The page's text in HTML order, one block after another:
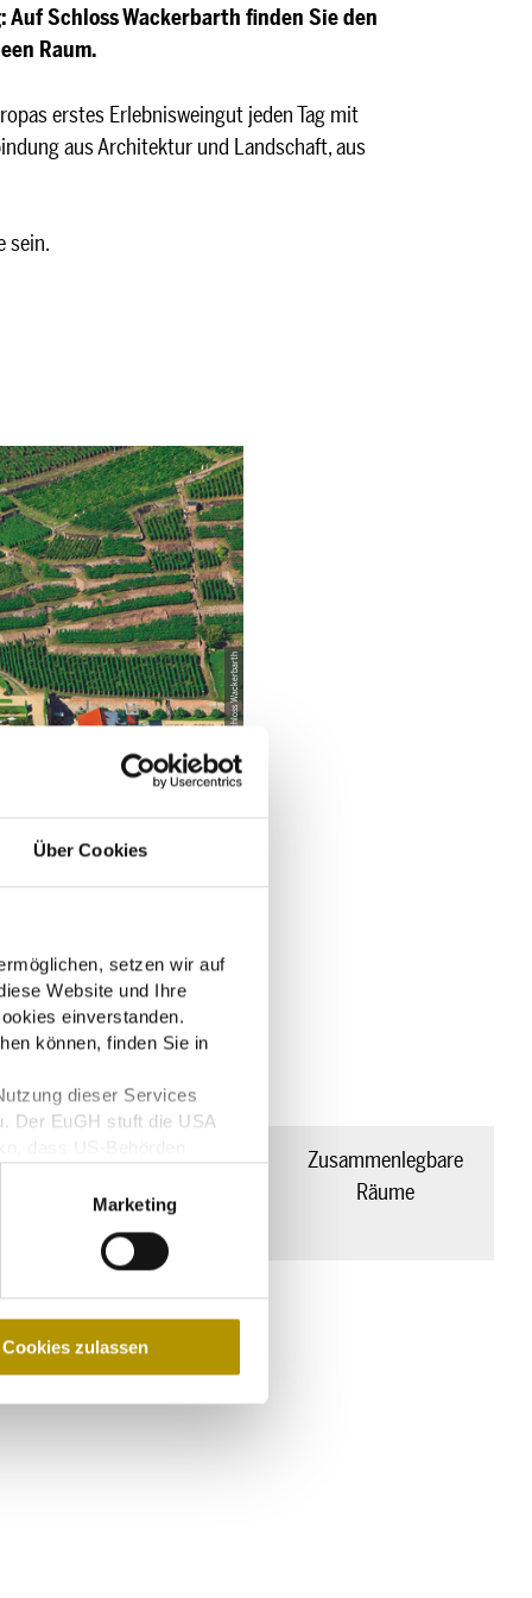
Über Cookies
setzen wir auf
Website und Ihre
einverstanden.
können, finden Sie in
dieser Services
Der EuGH stuft die USA
Marketing
Cookies zulassen
Schloss Wackerbarth finden Sie den
Raum.
erstes Erlebnisweingut jeden Tag mit
aus Architektur und Landschaft, aus
sein.
© Schloss Wackerbarth
Parlament
Fläche
Zusammenlegbare
Räume
108 275 m²
m